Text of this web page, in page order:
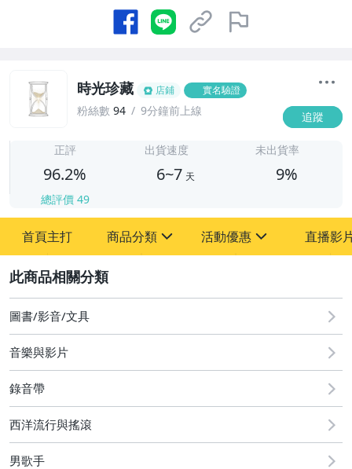
時光珍藏 店鋪 實名驗證
粉絲數 94 9分鐘前上線 追蹤
正評
96.2%
總評價 49
出貨速度
6~7 天
未出貨率
9%
首頁主打 商品分類
其它
活動優惠
[全店] 粉絲專享
[全店] 週年慶
直播影
圖書/影音/文具
音樂與影片
錄音帶
西洋流行與搖滾
男歌手